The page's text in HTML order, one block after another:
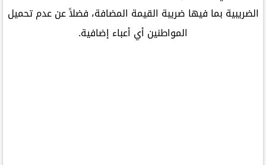
الضريبية بما فيها ضريبة القيمة المضافة، فضلاً عن عدم تحميل
المواطنين أي أعباء إضافية.